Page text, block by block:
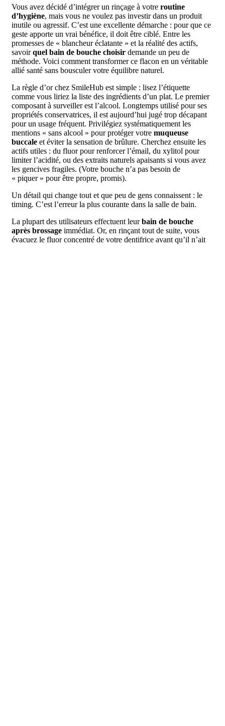
Vous avez décidé d’intégrer un rinçage à votre routine
d’hygiène, mais vous ne voulez pas investir dans un produit
inutile ou agressif. C’est une excellente démarche : pour que ce
geste apporte un vrai bénéfice, il doit être ciblé. Entre les
promesses de « blancheur éclatante » et la réalité des actifs,
savoirquel bain de bouche choisir demande un peu de
méthode. Voici comment transformer ce flacon en un véritable
allié santé sans bousculer votre équilibre naturel.
La règle d’or chez SmileHub est simple : lisez l’étiquette
comme vous liriez la liste des ingrédients d’un plat. Le premier
composant à surveiller est l’alcool. Longtemps utilisé pour ses
propriétés conservatrices, il est aujourd’hui jugé trop décapant
pour un usage fréquent. Privilégiez systématiquement les
mentions « sans alcool » pour protéger votre muqueuse
buccale et éviter la sensation de brûlure. Cherchez ensuite les
actifs utiles : du fluor pour renforcer l’émail, du xylitol pour
limiter l’acidité, ou des extraits naturels apaisants si vous avez
les gencives fragiles. (Votre bouche n’a pas besoin de
« piquer » pour être propre, promis).
Un détail qui change tout et que peu de gens connaissent : le
timing. C’est l’erreur la plus courante dans la salle de bain.
La plupart des utilisateurs effectuent leurbain de bouche
après brossage immédiat. Or, en rinçant tout de suite, vous
évacuez le fluor concentré de votre dentifrice avant qu’il n’ait